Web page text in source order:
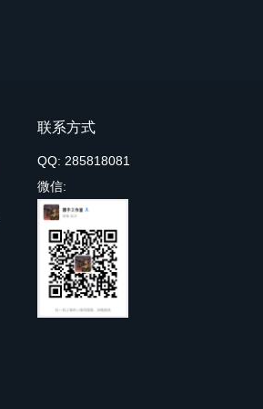
联系方式
QQ: 285818081
微信: